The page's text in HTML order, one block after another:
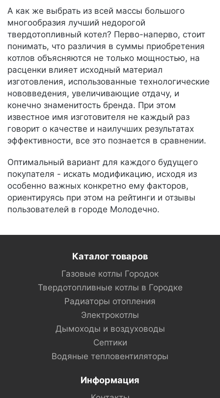
А как же выбрать из всей массы большого
многообразия лучший недорогой
твердотопливный котел? Перво-наперво, стоит
понимать, что различия в суммы приобретения
котлов объясняются не только мощностью, на
расценки влияет исходный материал
изготовления, использованные технологические
нововведения, увеличивающие отдачу, и
конечно знаменитость бренда. При этом
известное имя изготовителя не каждый раз
говорит о качестве и наилучших результатах
эффективности, все это познается в сравнении.
Оптимальный вариант для каждого будущего
покупателя - искать модификацию, исходя из
особенно важных конкретно ему факторов,
ориентируясь при этом на рейтинги и отзывы
пользователей в городе Молодечно.
Каталог товаров
Газовые котлы Городок
Твердотопливные котлы в Городке
Радиаторы отопления
Электрокотлы
Дымоходы и воздуховоды
Септики
Водяные тепловентиляторы
Информация